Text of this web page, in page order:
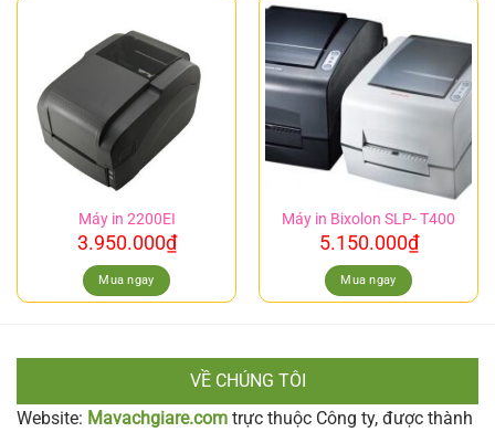
Máy in 2200EI
3.950.000₫
Mua ngay
Máy in Bixolon SLP- T400
5.150.000₫
Mua ngay
VỀ CHÚNG TÔI
Website: Mavachgiare.com trực thuộc Công ty, được thành